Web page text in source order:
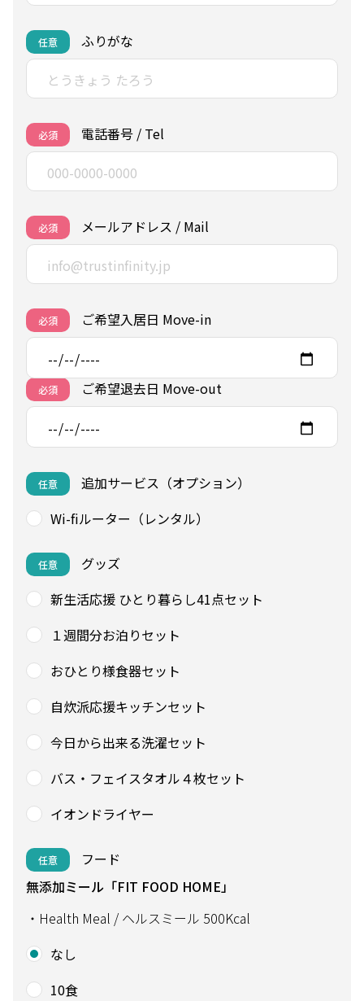
任意 ふりがな
必須 電話番号 / Tel
必須 メールアドレス / Mail
必須 ご希望入居日 Move-in
必須 ご希望退去日 Move-out
任意
追加サービス（オプション）
Wi-fiルーター（レンタル）
任意
グッズ
新生活応援 ひとり暮らし41点セット
１週間分お泊りセット
おひとり様食器セット
自炊派応援キッチンセット
今日から出来る洗濯セット
バス・フェイスタオル４枚セット
イオンドライヤー
任意
フード
無添加ミール「FIT FOOD HOME」
・Health Meal / ヘルスミール 500Kcal
なし
10食